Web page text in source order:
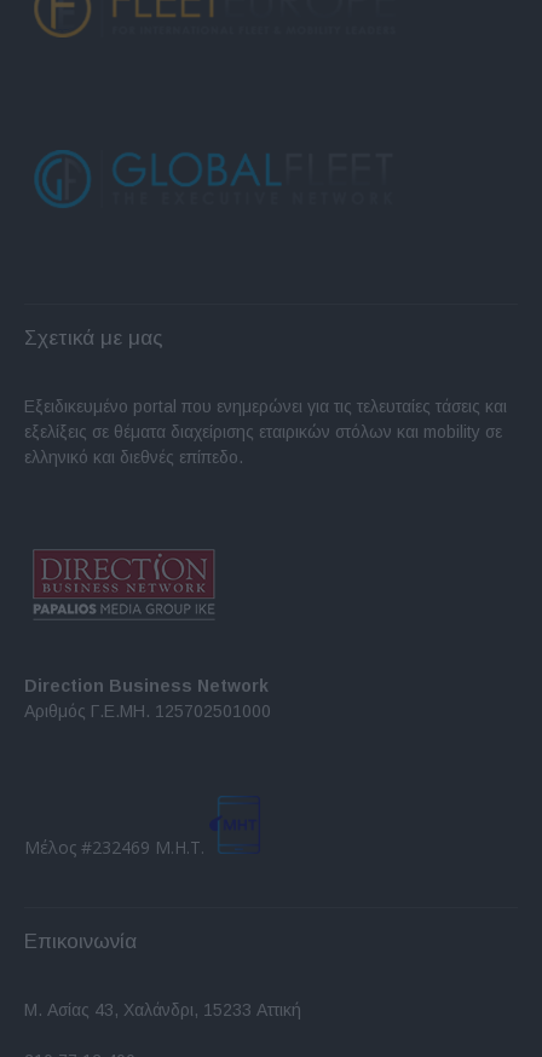
Σχετικά με μας
Εξειδικευμένο portal που ενημερώνει για τις τελευταίες τάσεις και
εξελίξεις σε θέματα διαχείρισης εταιρικών στόλων και mobility σε
ελληνικό και διεθνές επίπεδο.
Direction Business Network
Αριθμός Γ.Ε.ΜΗ. 125702501000
Μέλος #232469 Μ.Η.Τ.
Επικοινωνία
Μ. Ασίας 43, Χαλάνδρι, 15233 Αττική